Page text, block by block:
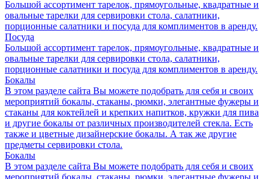
Большой ассортимент тарелок, прямоугольные, квадратные и
овальные тарелки для сервировки стола, салатники,
порционные салатники и посуда для комплиментов в аренду.
Посуда
Большой ассортимент тарелок, прямоугольные, квадратные и
овальные тарелки для сервировки стола, салатники,
порционные салатники и посуда для комплиментов в аренду.
Бокалы
В этом разделе сайта Вы можете подобрать для себя и своих
мероприятий бокалы, стаканы, рюмки, элегантные фужеры и
стаканы для коктейлей и крепких напитков, кружки для пива
и другие бокалы от различных производителей стекла. Есть
также и цветные дизайнерские бокалы. А так же другие
предметы сервировки стола.
Бокалы
В этом разделе сайта Вы можете подобрать для себя и своих